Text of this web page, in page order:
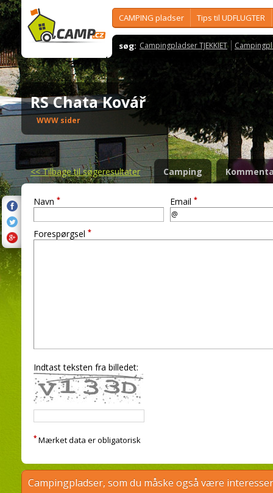
CAMPING pladser Tips til UDFLUGTER
søg: Campingpladser TJEKKIET
RS Chata Kovář
WWW sider
<<Tilbage til søgeresultater Camping
Navn * Email *
Forespørgsel *
Indtast teksten fra billedet:
* Mærket data er obligatorisk
Campingpladser, som du måske også være